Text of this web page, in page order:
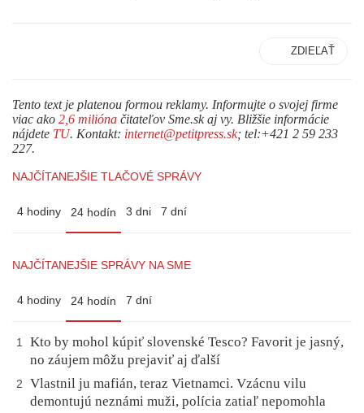
ZDIEĽAŤ
Tento text je platenou formou reklamy. Informujte o svojej firme
viac ako 2,6 milióna čitateľov Sme.sk aj vy. Bližšie informácie
nájdete TU. Kontakt: internet@petitpress.sk; tel:+421 2 59 233
227.
NAJČÍTANEJŠIE TLAČOVÉ SPRÁVY
4 hodiny 24 hodín 3 dni 7 dní
NAJČÍTANEJŠIE SPRÁVY NA SME
4 hodiny 24 hodín 7 dní
1
Kto by mohol kúpiť slovenské Tesco? Favorit je jasný,
no záujem môžu prejaviť aj ďalší
2
Vlastnil ju mafián, teraz Vietnamci. Vzácnu vilu
demontujú neznámi muži, polícia zatiaľ nepomohla